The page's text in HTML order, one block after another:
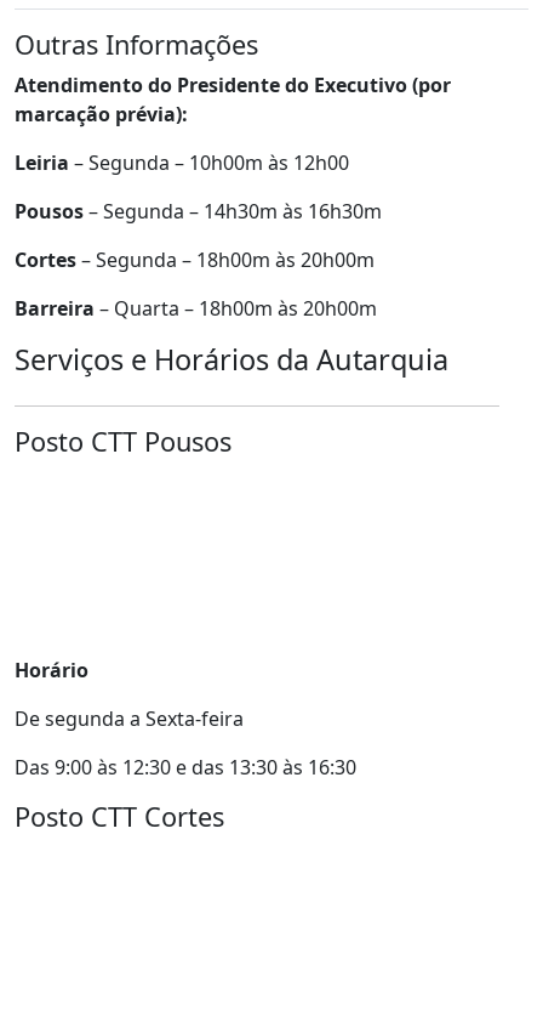
Outras Informações
Atendimento do Presidente do Executivo (por
marcação prévia):
Leiria – Segunda – 10h00m às 12h00
Pousos– Segunda – 14h30m às 16h30m
Cortes– Segunda – 18h00m às 20h00m
Barreira – Quarta – 18h00m às 20h00m
Serviços e Horários da Autarquia
Posto CTT Pousos
Horário
De segunda a Sexta-feira
Das 9:00 às 12:30 e das 13:30 às 16:30
Posto CTT Cortes